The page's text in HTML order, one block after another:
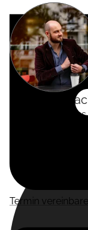
Termin
Head of